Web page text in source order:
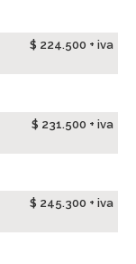
$ 224.500 + iva
$ 231.500 + iva
$ 245.300 + iva